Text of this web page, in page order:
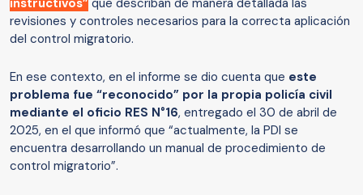
instructivos” que describan de manera detallada las
revisiones y controles necesarios para la correcta aplicación
del control migratorio.
En ese contexto, en el informe se dio cuenta que este
problema fue “reconocido” por la propia policía civil
mediante el oficio RES N°16, entregado el 30 de abril de
2025, en el que informó que “actualmente, la PDI se
encuentra desarrollando un manual de procedimiento de
control migratorio”.